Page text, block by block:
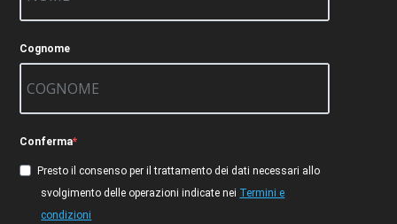
Cognome
Conferma
Presto il consenso per il trattamento dei dati necessari allo
svolgimento delle operazioni indicate nei Termini e
condizioni